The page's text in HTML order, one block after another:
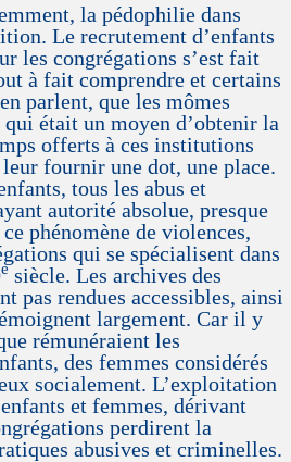
la pédophilie dans
Le recrutement d’enfants
les congrégations s’est fait
à fait comprendre et certains
parlent, que les mômes
était un moyen d’obtenir la
offerts à ces institutions
fournir une dot, une place.
tous les abus et
autorité absolue, presque
phénomène de violences,
qui se spécialisent dans
e siècle. Les archives des
pas rendues accessibles, ainsi
largement. Car il y
rémunéraient les
des femmes considérés
socialement. L’exploitation
et femmes, dérivant
perdirent la
abusives et criminelles.